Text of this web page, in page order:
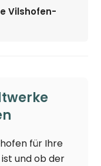
Vilshofen-
für Ihre
und ob der